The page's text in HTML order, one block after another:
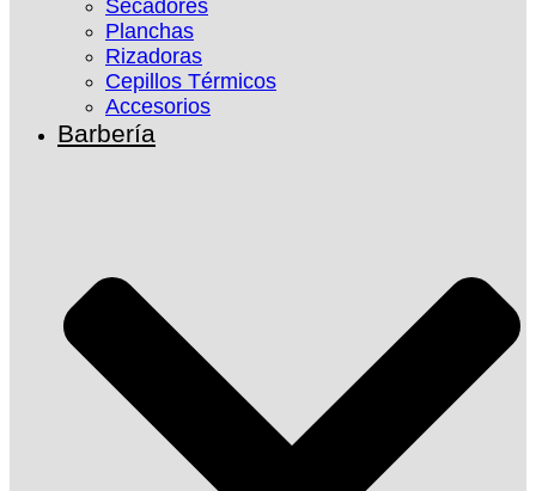
Secadores
Planchas
Rizadoras
Cepillos Térmicos
Accesorios
Barbería